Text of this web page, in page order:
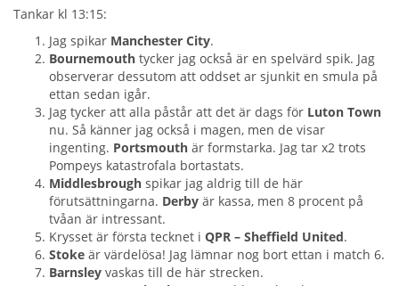
Tankar kl 13:15:
Jag spikar Manchester City.
Bournemouth tycker jag också är en spelvärd spik. Jag
observerar dessutom att oddset ar sjunkit en smula på
ettan sedan igår.
Jag tycker att alla påstår att det är dags för Luton Town
nu. Så känner jag också i magen, men de visar
ingenting. Portsmouth är formstarka. Jag tar x2 trots
Pompeys katastrofala bortastats.
Middlesbrough spikar jag aldrig till de här
förutsättningarna. Derby är kassa, men 8 procent på
tvåan är intressant.
Krysset är första tecknet i QPR – Sheffield United.
Stoke är värdelösa! Jag lämnar nog bort ettan i match 6.
Barnsley vaskas till de här strecken.